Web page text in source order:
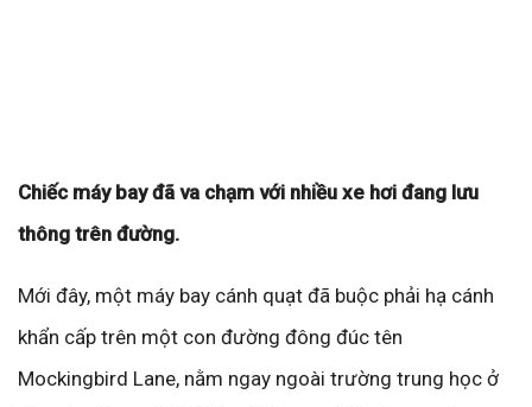
Chiếc máy bay đã va chạm với nhiều xe hơi đang lưu
thông trên đường.
Mới đây, một máy bay cánh quạt đã buộc phải hạ cánh
khẩn cấp trên một con đường đông đúc tên
Mockingbird Lane, nằm ngay ngoài trường trung học ở